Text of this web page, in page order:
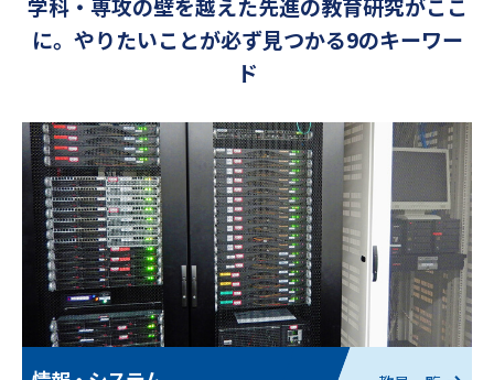
学科・専攻
先進理工のキーワード
教育システム・進路
先進Past&Now
研究最前線
受験生の方へ
学科・専攻の壁を越えた先進の教育研究がここ
に。やりたいことが必ず見つかる9のキーワー
ド